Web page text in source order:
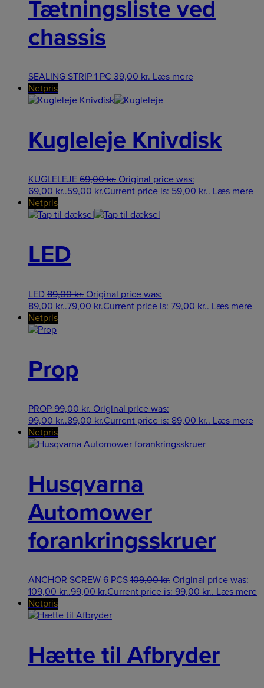
Tætningsliste ved
chassis
SEALING STRIP 1 PC 39,00 kr. Læs mere
Netpris
Kugleleje Knivdisk
KUGLELEJE 69,00kr. Original price was:
69,00 kr..59,00 kr.Current price is: 59,00 kr.. Læs mere
Netpris
LED
LED 89,00kr. Original price was:
89,00 kr..79,00 kr.Current price is: 79,00 kr.. Læs mere
Netpris
Prop
PROP 99,00kr. Original price was:
99,00 kr..89,00 kr.Current price is: 89,00 kr.. Læs mere
Netpris
Husqvarna
Automower
forankringsskruer
ANCHOR SCREW 6 PCS 109,00kr. Original price was:
109,00 kr..99,00 kr.Current price is: 99,00 kr.. Læs mere
Netpris
Hætte til Afbryder